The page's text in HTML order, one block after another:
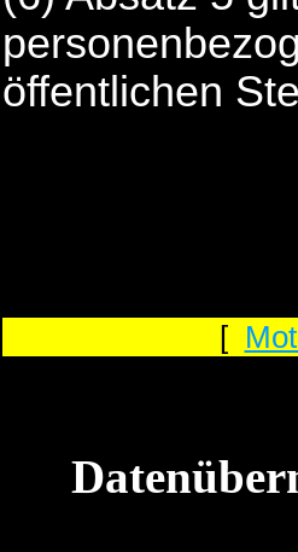
öffentlichen
[